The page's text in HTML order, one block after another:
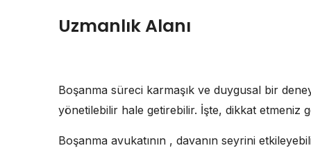
Uzmanlık Alanı
Boşanma süreci karmaşık ve duygusal bir
yönetilebilir hale getirebilir. İşte, dikkat etmeniz
Boşanma avukatının , davanın seyrini